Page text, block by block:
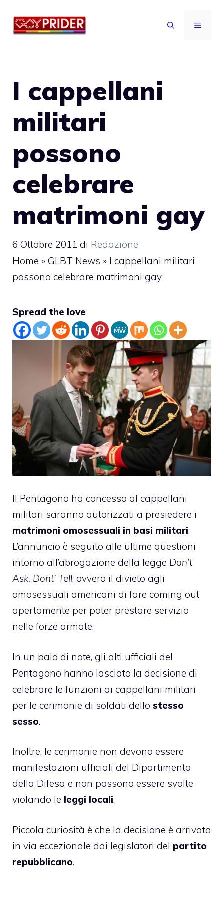
MENU
I cappellani
militari
possono
celebrare
matrimoni gay
6 Ottobre 2011 di Redazione
Home » GLBT News » I cappellani militari
possono celebrare matrimoni gay
Spread the love
Il Pentagono ha concesso aI cappellani
militari saranno autorizzati a presiedere i
matrimoni omosessuali in basi militari.
L’annuncio è seguito alle ultime questioni
intorno all’abrogazione della legge Don’t
Ask, Dont’ Tell, ovvero il divieto agli
omosessuali americani di fare coming out
apertamente per poter prestare servizio
nelle forze armate.
In un paio di note, gli alti ufficiali del
Pentagono hanno lasciato la decisione di
celebrare le funzioni ai cappellani militari
per le cerimonie di soldati dello stesso
sesso.
Inoltre, le cerimonie non devono essere
manifestazioni ufficiali del Dipartimento
della Difesa e non possono essere svolte
violando le leggi locali.
Piccola curiosità è che la decisione è arrivata
in via eccezionale dai legislatori del partito
repubblicano.